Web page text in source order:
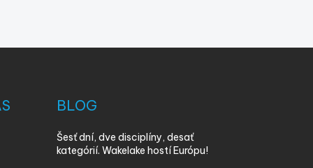
BLOG
Šesť dní, dve disciplíny, desať
kategórií. Wakelake hostí Európu!